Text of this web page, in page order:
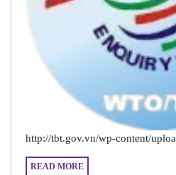
http://tbt.gov.vn/wp-content/
READ MORE